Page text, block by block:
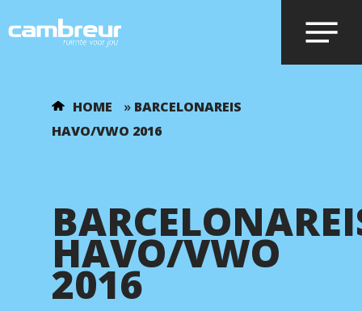
Voer je zoekopdracht in en druk op
HOME » BARCELONAREIS
HAVO/VWO 2016
HAVO/VWO
2016